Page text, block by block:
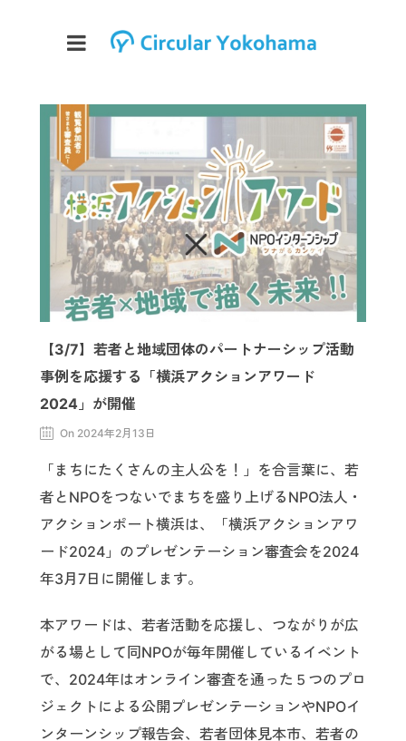
【3/7】若者と地域団体のパートナーシップ活動
事例を応援する「横浜アクションアワード
2024」が開催
On 2024年2月13日
「まちにたくさんの主人公を！」を合言葉に、若
者とNPOをつないでまちを盛り上げるNPO法人・
アクションポート横浜は、「横浜アクションアワ
ード2024」のプレゼンテーション審査会を2024
年3月7日に開催します。
本アワードは、若者活動を応援し、つながりが広
がる場として同NPOが毎年開催しているイベント
で、2024年はオンライン審査を通った５つのプロ
ジェクトによる公開プレゼンテーションやNPOイ
ンターンシップ報告会、若者団体見本市、若者の